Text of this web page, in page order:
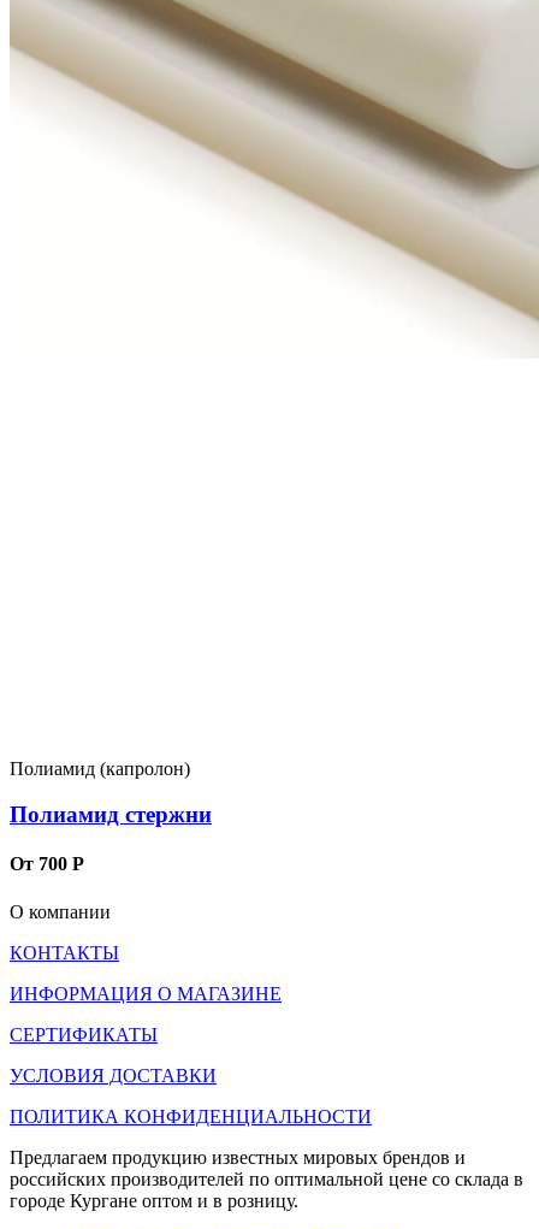
Полиамид (капролон)
Полиамид стержни
От 700 Р
О компании
КОНТАКТЫ
ИНФОРМАЦИЯ О МАГАЗИНЕ
СЕРТИФИКАТЫ
УСЛОВИЯ ДОСТАВКИ
ПОЛИТИКА КОНФИДЕНЦИАЛЬНОСТИ
Предлагаем продукцию известных мировых брендов и
российских производителей по оптимальной цене со склада в
городе Кургане оптом и в розницу.